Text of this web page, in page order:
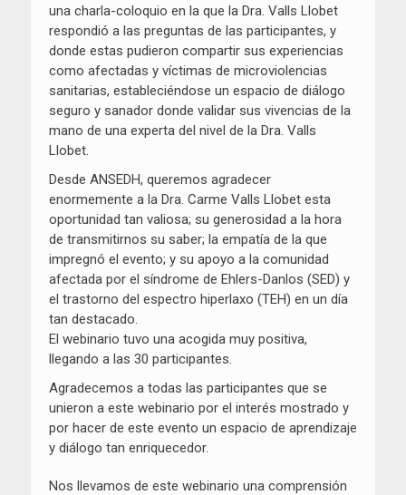
una charla-coloquio en la que la Dra. Valls Llobet
respondió a las preguntas de las participantes, y
donde estas pudieron compartir sus experiencias
como afectadas y víctimas de microviolencias
sanitarias, estableciéndose un espacio de diálogo
seguro y sanador donde validar sus vivencias de la
mano de una experta del nivel de la Dra. Valls
Llobet.
Desde ANSEDH, queremos agradecer
enormemente a la Dra. Carme Valls Llobet esta
oportunidad tan valiosa; su generosidad a la hora
de transmitirnos su saber; la empatía de la que
impregnó el evento; y su apoyo a la comunidad
afectada por el síndrome de Ehlers-Danlos (SED) y
el trastorno del espectro hiperlaxo (TEH) en un día
tan destacado.
El webinario tuvo una acogida muy positiva,
llegando a las 30 participantes.
Agradecemos a todas las participantes que se
unieron a este webinario por el interés mostrado y
por hacer de este evento un espacio de aprendizaje
y diálogo tan enriquecedor.
Nos llevamos de este webinario una comprensión